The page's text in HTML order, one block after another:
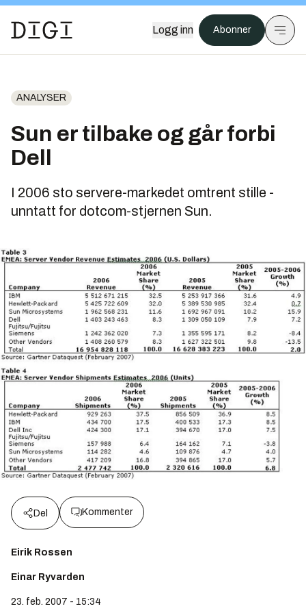
Logg inn Abonner
ANALYSER
Sun er tilbake og går forbi
Dell
I 2006 sto servere-markedet omtrent stille -
unntatt for dotcom-stjernen Sun.
Del Kommenter
Eirik Rossen
Einar Ryvarden
23. feb. 2007 - 15:34